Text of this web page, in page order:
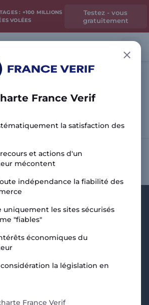
: +100 MILLIONS
VOLÉES
Testez - vous
gratuitement
Analyser le site
France Verif
la satisfaction des
et actions d'un
mécontent
indépendance la fiabilité des
uniquement les sites sécurisés
"fiables"
économiques du
la législation en
France Verif